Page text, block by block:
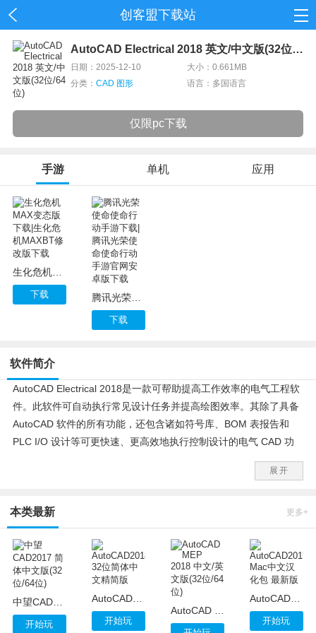
创客盟下载站
首页
单机
应用
资讯
AutoCAD Electrical 2018 英文/中文版(32位/64位)
日期：2025-12-10
大小：0.661MB
分类： CAD 图形 语言：多国语言
仅限pc下载
手游 单机 应用
生化危机MAX变态版下载|生化危机MAXBT修改版下载
下载 腾讯光荣使命使命行动手游下载|腾讯光荣使命使命行动手游官网安卓版下载
下载
软件简介
AutoCAD Electrical 2018是一款可帮助提高工作效率的电气工程软
件。此软件可自动执行常见设计任务并提高绘图效率。其除了具备
AutoCAD 软件的所有功能，还包含诸如符号库、BOM 表报告和
PLC I/O 设计等可更快速、更高效地执行控制设计的电气 CAD 功
展开
本类最新 更多+
中望CAD2017 简体中文版(32位/64位)
开始玩
AutoCAD2018 32位简体中文精简版
开始玩
AutoCAD2017 Mac中文汉化包 最新版
开始玩